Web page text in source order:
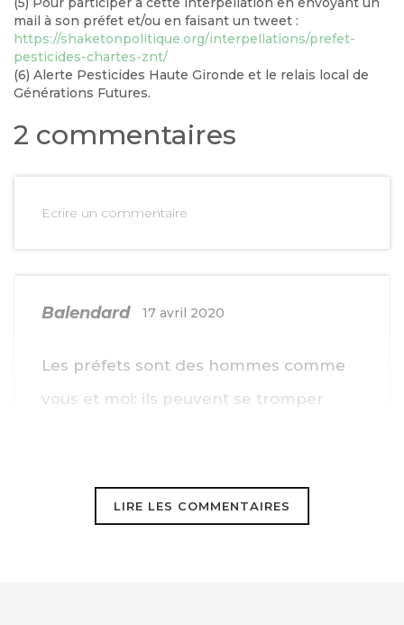
mail à son préfet et/ou en faisant un tweet :
https://shaketonpolitique.org/interpellations/prefet-
pesticides-chartes-znt/
(6) Alerte Pesticides Haute Gironde et le relais local de
Générations Futures.
2 commentaires
Ecrire un commentaire
Balendard 17 avril 2020
Les préfets sont des hommes comme
vous et moi: ils peuvent se tromper
au moins aussi grave. Voir
LIRE LES COMMENTAIRES